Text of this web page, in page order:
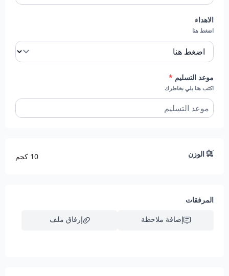
الاهداء
اضغط هنا
موعد التسليم *
اكتب هنا يلي بخاطرك
الوزن 10 كجم
المرفقات
إضافة ملاحظة
إرفاق ملف